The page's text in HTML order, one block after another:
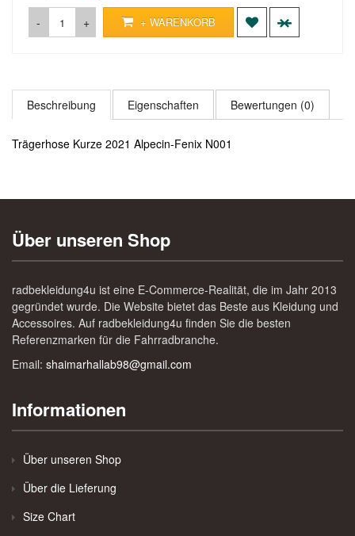
- + + WARENKORB
Beschreibung Eigenschaften Bewertungen (0)
Trägerhose Kurze 2021 Alpecin-Fenix N001
Über unseren Shop
radbekleidung4u ist eine E-Commerce-Realität, die im Jahr 2013
gegründet wurde. Die Website bietet das Beste aus Kleidung und
Accessoires. Auf radbekleidung4u finden Sie die besten
Referenzmarken für die Fahrradbranche.
Email: shaimarhallab98@gmail.com
Informationen
Über unseren Shop
Über die Lieferung
Size Chart